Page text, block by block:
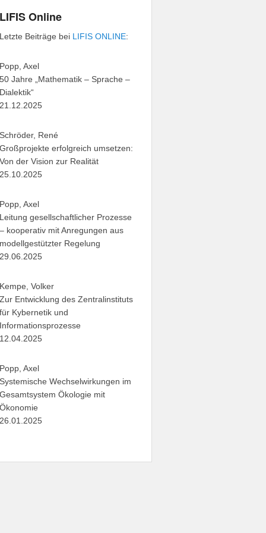
LIFIS Online
Letzte Beiträge bei LIFIS ONLINE:
Popp, Axel
50 Jahre „Mathematik – Sprache –
Dialektik“
21.12.2025
Schröder, René
Großprojekte erfolgreich umsetzen:
Von der Vision zur Realität
25.10.2025
Popp, Axel
Leitung gesellschaftlicher Prozesse
– kooperativ mit Anregungen aus
modellgestützter Regelung
29.06.2025
Kempe, Volker
Zur Entwicklung des Zentralinstituts
für Kybernetik und
Informationsprozesse
12.04.2025
Popp, Axel
Systemische Wechselwirkungen im
Gesamtsystem Ökologie mit
Ökonomie
26.01.2025